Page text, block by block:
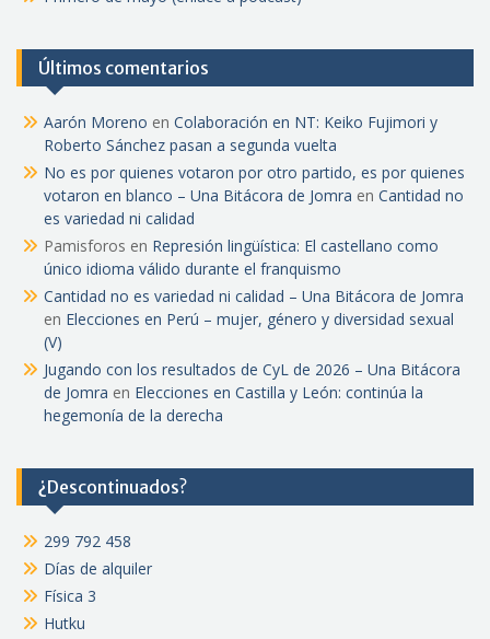
Últimos comentarios
Aarón Moreno en Colaboración en NT: Keiko Fujimori y
Roberto Sánchez pasan a segunda vuelta
No es por quienes votaron por otro partido, es por quienes
votaron en blanco – Una Bitácora de Jomra en Cantidad no
es variedad ni calidad
Pamisforos en Represión lingüística: El castellano como
único idioma válido durante el franquismo
Cantidad no es variedad ni calidad – Una Bitácora de Jomra
en Elecciones en Perú – mujer, género y diversidad sexual
(V)
Jugando con los resultados de CyL de 2026 – Una Bitácora
de Jomra en Elecciones en Castilla y León: continúa la
hegemonía de la derecha
¿Descontinuados?
299 792 458
Días de alquiler
Física 3
Hutku